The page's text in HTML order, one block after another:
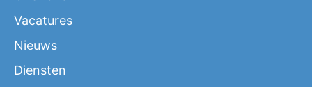
Vacatures
Nieuws
Diensten